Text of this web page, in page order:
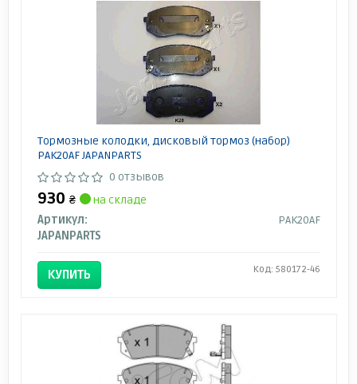
Тормозные колодки, дисковый тормоз (набор)
PAK20AF JAPANPARTS
0 отзывов
930 ₴
на складе
Артикул:
PAK20AF
JAPANPARTS
КУПИТЬ Код: 580172-46